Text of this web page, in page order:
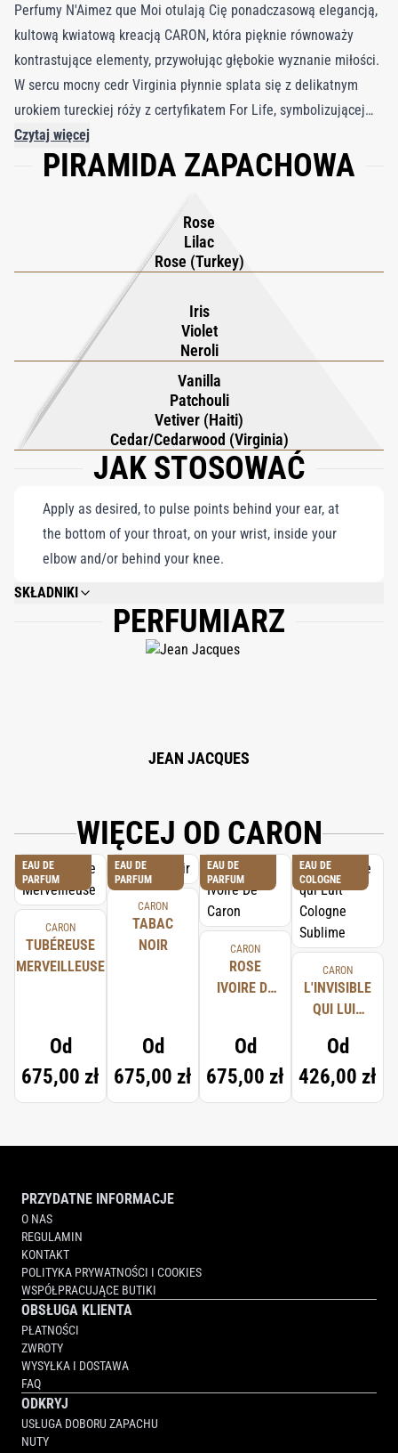
Perfumy N'Aimez que Moi otulają Cię ponadczasową elegancją,
kultową kwiatową kreacją CARON, która pięknie równoważy
kontrastujące elementy, przywołując głębokie wyznanie miłości.
W sercu mocny cedr Virginia płynnie splata się z delikatnym
urokiem tureckiej róży z certyfikatem For Life, symbolizującej
wieczną kobiecość. Tę wykwintną różę uzupełniają pudrowe
nuty irysa i fiołka, przypominające róż i szminkę, ukazując pełen
mieszankę, która przeciwstawia się tradycyjnej perfumerii. To
coś więcej niż tylko zapach, N'Aimez que Moi Parfum to
wysublimowane świadectwo romantyzmu, zawierające
harmonijne połączenie drzewnej głębi, delikatnych kwiatów i
ziemistych niuansów. Zaprasza użytkowników do doświadczenia
węchowego arcydzieła, które rezonuje z esencją trwałej miłości i
wyrafinowanego wyrafinowania.
Czytaj więcej
PIRAMIDA ZAPACHOWA
Rose
Lilac
Rose (Turkey)
Iris
Violet
Neroli
Vanilla
Patchouli
Vetiver (Haiti)
Cedar/Cedarwood (Virginia)
JAK STOSOWAĆ
Apply as desired, to pulse points behind your ear, at
the bottom of your throat, on your wrist, inside your
elbow and/or behind your knee.
SKŁADNIKI
ALCOHOL DENAT., FRAGRANCE/PARFUM, WATER/AQUA, CITRONELLOL,
LINALOOL, GERANIOL, ETHYLHEXYL METHOXYCINNAMATE, BENZYL
ALCOHOL, CINNAMYL ALCOHOL, EUGENOL, ETHYLHEXYL SALICYLATE,
PERFUMIARZ
JEAN JACQUES
WIĘCEJ OD CARON
EAU DE
PARFUM
CARON
TUBÉREUSE
MERVEILLEUSE
Od
675,00 zł
EAU DE
PARFUM
CARON
TABAC
NOIR
Od
675,00 zł
EAU DE
PARFUM
CARON
ROSE
IVOIRE DE
Od
675,00 zł
EAU DE
COLOGNE
CARON
L'INVISIBLE
QUI LUIT
SUBLIME
Od
426,00 zł
PRZYDATNE INFORMACJE
O NAS
REGULAMIN
KONTAKT
POLITYKA PRYWATNOŚCI I COOKIES
WSPÓŁPRACUJĄCE BUTIKI
OBSŁUGA KLIENTA
PŁATNOŚCI
ZWROTY
WYSYŁKA I DOSTAWA
FAQ
ODKRYJ
USŁUGA DOBORU ZAPACHU
NUTY